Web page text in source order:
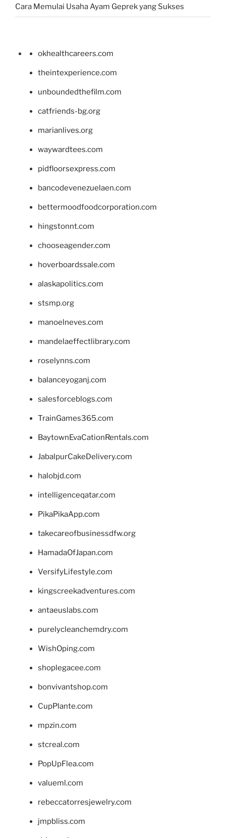
Cara Memulai Usaha Ayam Geprek yang Sukses
okhealthcareers.com
theintexperience.com
unboundedthefilm.com
catfriends-bg.org
marianlives.org
waywardtees.com
pidfloorsexpress.com
bancodevenezuelaen.com
bettermoodfoodcorporation.com
hingstonnt.com
chooseagender.com
hoverboardssale.com
alaskapolitics.com
stsmp.org
manoelneves.com
mandelaeffectlibrary.com
roselynns.com
balanceyoganj.com
salesforceblogs.com
TrainGames365.com
BaytownEvaCationRentals.com
JabalpurCakeDelivery.com
halobjd.com
intelligenceqatar.com
PikaPikaApp.com
takecareofbusinessdfw.org
HamadaOfJapan.com
VersifyLifestyle.com
kingscreekadventures.com
antaeuslabs.com
purelycleanchemdry.com
WishOping.com
shoplegacee.com
bonvivantshop.com
CupPlante.com
mpzin.com
stcreal.com
PopUpFlea.com
valueml.com
rebeccatorresjewelry.com
jmpbliss.com